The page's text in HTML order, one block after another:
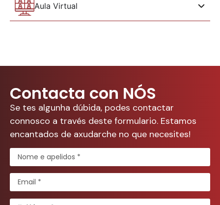
Aula Virtual
Contacta con NÓS
Se tes algunha dúbida, podes contactar
connosco a través deste formulario. Estamos
encantados de axudarche no que necesites!